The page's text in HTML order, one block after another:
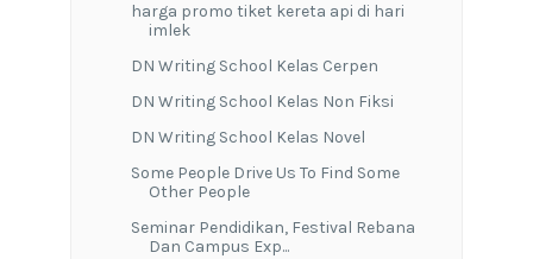
harga promo tiket kereta api di hari
imlek
DN Writing School Kelas Cerpen
DN Writing School Kelas Non Fiksi
DN Writing School Kelas Novel
Some People Drive Us To Find Some
Other People
Seminar Pendidikan, Festival Rebana
Dan Campus Exp...